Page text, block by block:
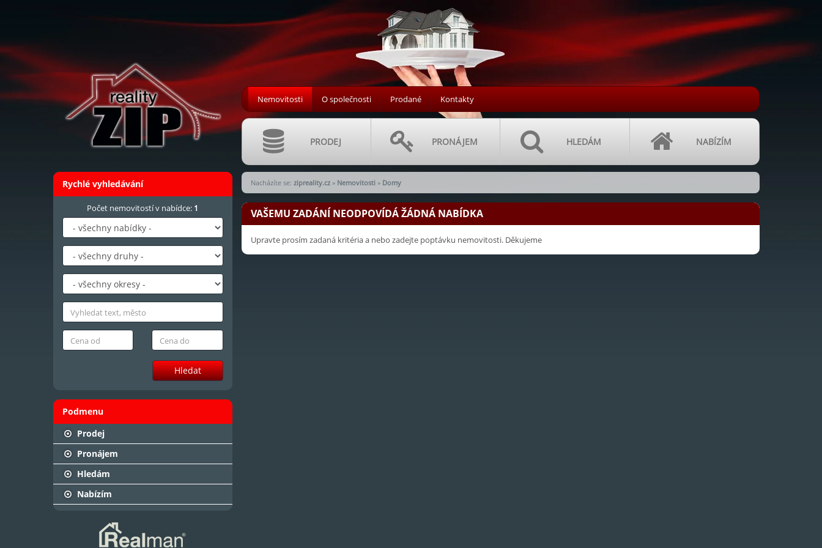
Nemovitosti O společnosti Prodané Kontakty
PRODEJ PRONÁJEM HLEDÁM NABÍZÍM
Rychlé vyhledávání
Počet nemovitostí v nabídce: 1
Hledat
Podmenu
Prodej
Pronájem
Hledám
Nabízím
Nacházíte se: zipreality.cz » Nemovitosti » Domy
VAŠEMU ZADÁNÍ NEODPOVÍDÁ ŽÁDNÁ NABÍDKA
Upravte prosím zadaná kritéria a nebo zadejte poptávku nemovitosti. Děkujeme